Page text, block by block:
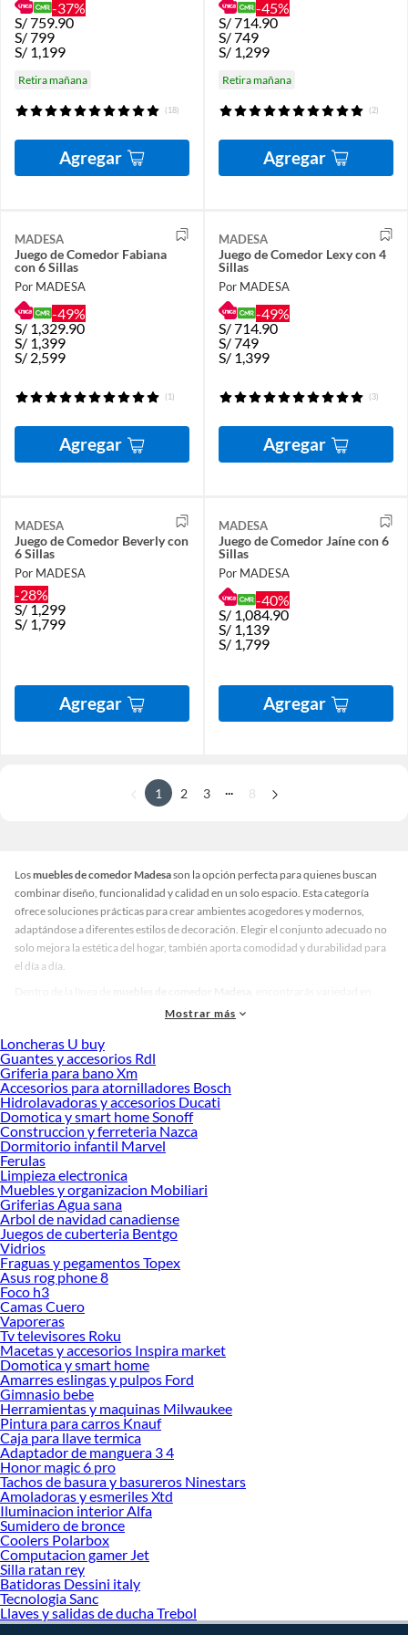
-37%
S/759.90
S/799
S/ 1,199
Retira mañana
(18)
Agregar
-45%
S/714.90
S/749
S/ 1,299
Retira mañana
(2)
Agregar
MADESA
Juego de Comedor Fabiana
con 6 Sillas
Por MADESA
-49%
S/ 1,329.90
S/ 1,399
S/ 2,599
(1)
Agregar
MADESA
Juego de Comedor Lexy con 4
Sillas
Por MADESA
-49%
S/714.90
S/749
S/ 1,399
(3)
Agregar
MADESA
Juego de Comedor Beverly con
6 Sillas
Por MADESA
-28%
S/ 1,299
S/ 1,799
Agregar
MADESA
Juego de Comedor Jaíne con 6
Sillas
Por MADESA
-40%
S/ 1,084.90
S/ 1,139
S/ 1,799
Agregar
1 2 3 ... 8
Losmuebles de comedor Madesason la opción perfecta para quienes buscan
combinar diseño, funcionalidad y calidad en un solo espacio. Esta categoría
ofrece soluciones prácticas para crear ambientes acogedores y modernos,
adaptándose a diferentes estilos de decoración. Elegir el conjunto adecuado no
solo mejora la estética del hogar, también aporta comodidad y durabilidad para
el día a día.
tamaños, colores y acabados. Desde mesas compactas ideales para espacios
familiares. Además, hay opciones en tonos claros para ambientes luminosos y
diseños en madera oscura que aportan elegancia y sofisticación. Esta diversidad
permite que cada usuario encuentre el conjunto que mejor se ajuste a su estilo y
necesidades.
Al momento de elegir, considera factores como el número de comensales, el
material y la facilidad de limpieza. Una buena elección garantiza confort y
armonía en tu comedor, convirtiéndolo en el lugar ideal para compartir
momentos especiales. Explora nuestras colecciones disponibles y descubre cuál
se adapta mejor a ti. Conoce más sobre sus beneficios y transforma tu espacio
con la calidad que caracteriza a Madesa.
Sofa cama
Escritorio
Ropero
Bar
Silla gamer
Sillas de escritorio
Rack para tv
Muebles de sala
Cama 2 plazas
Zapatero
Tocador
Comoda
Cama
Centro de entretenimiento
Colchones
Velador
Mostrar más
Loncheras U buy
Guantes y accesorios Rdl
Griferia para bano Xm
Accesorios para atornilladores Bosch
Hidrolavadoras y accesorios Ducati
Domotica y smart home Sonoff
Construccion y ferreteria Nazca
Dormitorio infantil Marvel
Ferulas
Limpieza electronica
Muebles y organizacion Mobiliari
Griferias Agua sana
Arbol de navidad canadiense
Juegos de cuberteria Bentgo
Vidrios
Fraguas y pegamentos Topex
Asus rog phone 8
Foco h3
Camas Cuero
Vaporeras
Tv televisores Roku
Macetas y accesorios Inspira market
Domotica y smart home
Amarres eslingas y pulpos Ford
Gimnasio bebe
Herramientas y maquinas Milwaukee
Pintura para carros Knauf
Caja para llave termica
Adaptador de manguera 3 4
Honor magic 6 pro
Tachos de basura y basureros Ninestars
Amoladoras y esmeriles Xtd
Iluminacion interior Alfa
Sumidero de bronce
Coolers Polarbox
Computacion gamer Jet
Silla ratan rey
Batidoras Dessini italy
Tecnologia Sanc
Llaves y salidas de ducha Trebol